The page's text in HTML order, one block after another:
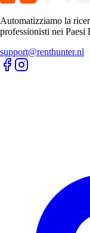
Automatizziamo la
professionisti nei Paesi
support@renthunter.nl